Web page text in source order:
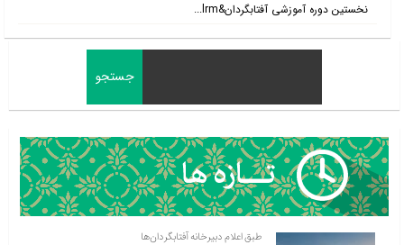
نخستین دوره آموزشی آفتابگردان&lrm...
طبق اعلام دبیرخانه آفتابگردان‌ها